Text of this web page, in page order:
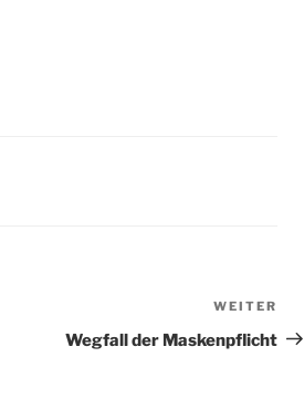
WEITER
Wegfall der Maskenpflicht